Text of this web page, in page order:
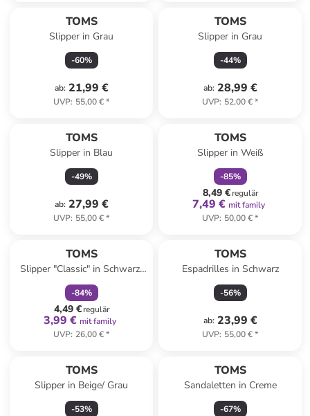
TOMS
Slipper in Grau
-60%
ab: 21,99 €
UVP: 55,00 €*
TOMS
Slipper in Grau
-44%
ab: 28,99 €
UVP: 52,00 €*
TOMS
Slipper in Blau
-49%
ab: 27,99 €
UVP: 55,00 €*
TOMS
Slipper in Weiß
-85%
8,49 €regulär
7,49 € mit family
UVP: 50,00 €*
TOMS
Slipper "Classic" in Schwarz/
Pink/ Grün
-84%
4,49 €regulär
3,99 € mit family
UVP: 26,00 €*
TOMS
Espadrilles in Schwarz
-56%
ab: 23,99 €
UVP: 55,00 €*
TOMS
Slipper in Beige/ Grau
-53%
TOMS
Sandaletten in Creme
-67%